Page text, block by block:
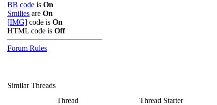
BB code is On
Smilies are On
[IMG] code is On
HTML code is Off
Forum Rules
Similar Threads
Thread
Thread Starter